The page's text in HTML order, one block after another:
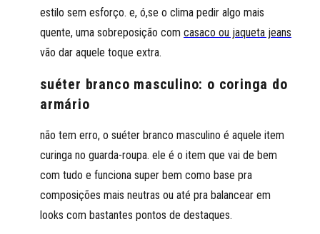
estilo sem esforço. e, ó,se o clima pedir algo mais
quente, uma sobreposição com casaco ou jaqueta jeans
vão dar aquele toque extra.
suéter branco masculino: o coringa do
armário
não tem erro, o suéter branco masculino é aquele item
curinga no guarda-roupa. ele é o item que vai de bem
com tudo e funciona super bem como base pra
composições mais neutras ou até pra balancear em
looks com bastantes pontos de destaques.